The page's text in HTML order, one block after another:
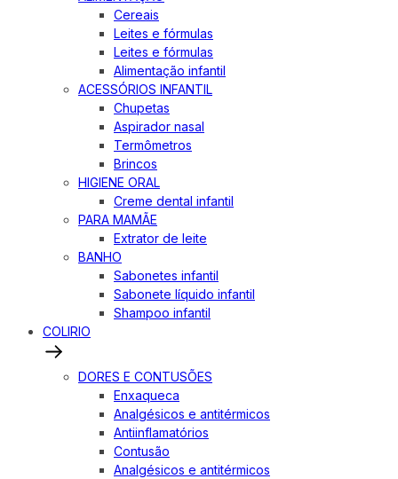
Cereais
Leites e fórmulas
Leites e fórmulas
Alimentação infantil
ACESSÓRIOS INFANTIL
Chupetas
Aspirador nasal
Termômetros
Brincos
HIGIENE ORAL
Creme dental infantil
PARA MAMÃE
Extrator de leite
BANHO
Sabonetes infantil
Sabonete líquido infantil
Shampoo infantil
COLIRIO
DORES E CONTUSÕES
Enxaqueca
Analgésicos e antitérmicos
Antiinflamatórios
Contusão
Analgésicos e antitérmicos